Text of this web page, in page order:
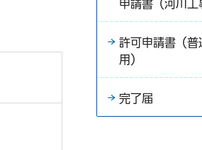
申請書（河川工
許可申請書（普
用）
完了届